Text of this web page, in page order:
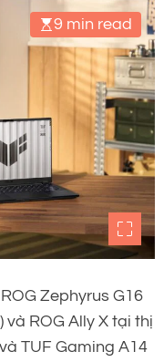
9 min read
Zephyrus G16
và ROG Ally X tại thị
TUF Gaming A14